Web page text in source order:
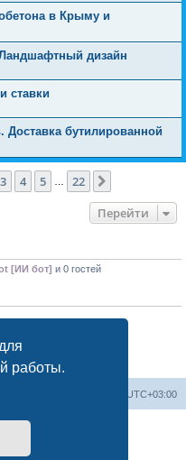
работы.
в Крыму и
дизайн
стaвки
Доставка бутилированной
из 22
3 4 5 22
Перейти
[ИИ бот] и 0 гостей
UTC+03:00
Software © phpBB Limited